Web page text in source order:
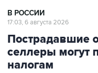
В РОССИИ
17:03, 6 августа 2026
Пострадавшие
селлеры могут
налогам